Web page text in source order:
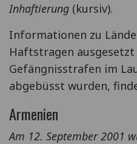
Inhaftierung (kursiv).
Informationen zu
Haftstragen
Gefängnisstrafen im
abgebüsst wurden,
Armenien
Am 12. September 2001